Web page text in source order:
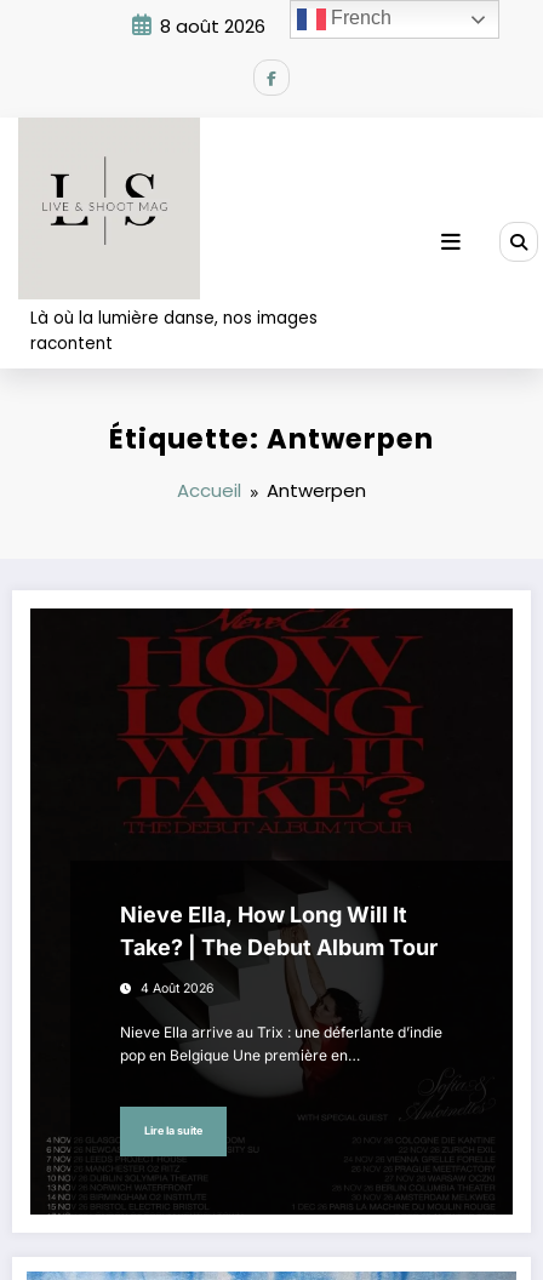
8 août 2026 3:31:16 AM
Là où la lumière danse, nos images
racontent
Étiquette: Antwerpen
Accueil Antwerpen
Nieve Ella, How Long Will It
Take? | The Debut Album Tour
4 Août 2026
Nieve Ella arrive au Trix : une déferlante d’indie
pop en Belgique Une première en…
Lire la suite
French